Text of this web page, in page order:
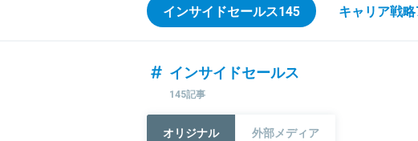
インサイドセールス145 キャリア戦略
インサイドセールス
145記事
オリジナル 外部メディア